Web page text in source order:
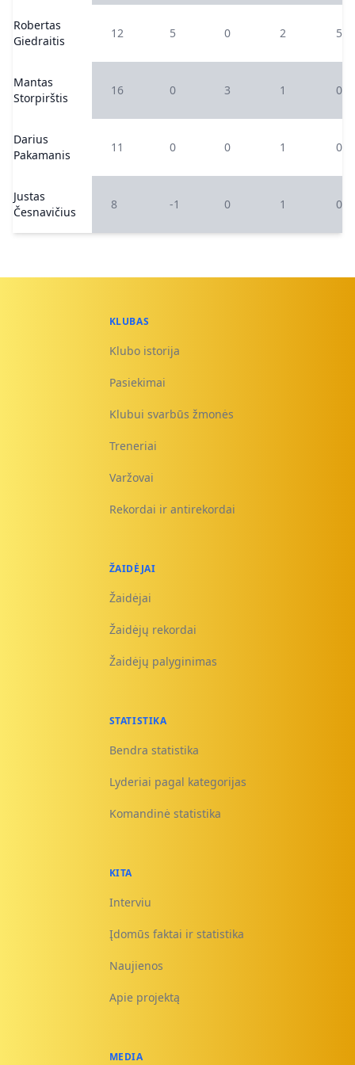
Robertas
Giedraitis
12 5 0 2 5
Mantas
Storpirštis
16 0 3 1 0
Darius
Pakamanis
11 0 0 1 0
Justas
Česnavičius
8 -1 0 1 0
KLUBAS
Klubo istorija
Pasiekimai
Klubui svarbūs žmonės
Treneriai
Varžovai
Rekordai ir antirekordai
ŽAIDĖJAI
Žaidėjai
Žaidėjų rekordai
Žaidėjų palyginimas
STATISTIKA
Bendra statistika
Lyderiai pagal kategorijas
Komandinė statistika
KITA
Interviu
Įdomūs faktai ir statistika
Naujienos
Apie projektą
MEDIA